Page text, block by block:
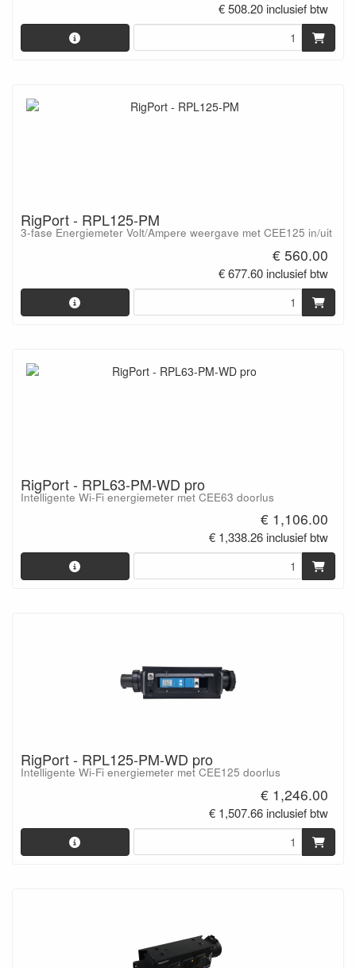
€ 508.20 inclusief btw
RigPort - RPL125-PM
3-fase Energiemeter Volt/Ampere weergave met CEE125 in/uit
€ 560.00
€ 677.60 inclusief btw
RigPort - RPL63-PM-WD pro
Intelligente Wi-Fi energiemeter met CEE63 doorlus
€ 1,106.00
€ 1,338.26 inclusief btw
RigPort - RPL125-PM-WD pro
Intelligente Wi-Fi energiemeter met CEE125 doorlus
€ 1,246.00
€ 1,507.66 inclusief btw